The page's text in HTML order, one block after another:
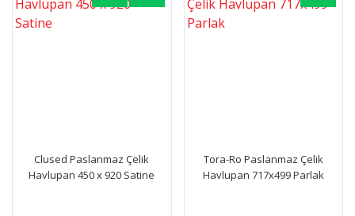
Clused Paslanmaz Çelik
Havlupan 450 x 920 Satine
Tora-Ro Paslanmaz Çelik
Havlupan 717x499 Parlak